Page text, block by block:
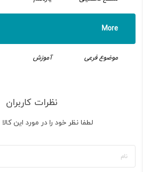
More
موضوع فرعی آموزش
نظرات کاربران
لطفا نظر خود را در مورد این